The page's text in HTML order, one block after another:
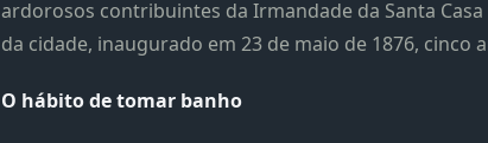
ardorosos contribuintes da Irmandade da Santa
da cidade, inaugurado em 23 de maio de 1876, cinco
O hábito de tomar banho